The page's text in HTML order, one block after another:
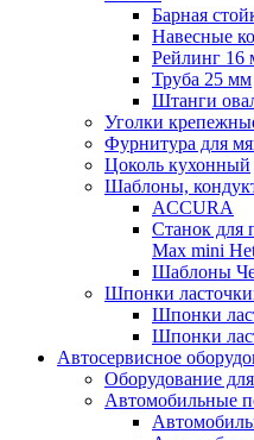
Барная
Навесные
Рейлинг 16
Труба 25 мм
Штанги
Уголки
Фурнитура для
Цоколь кухонный
Шаблоны,
ACCURA
Станок для
Max mini
Шаблоны
Шпонки
Шпонки
Шпонки
Автосервисное
Оборудование
Автомобильные